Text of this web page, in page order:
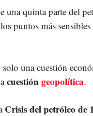
una quinta parte del
puntos más
una cuestión
cuestióngeopolítica.
Crisis del petróleo de